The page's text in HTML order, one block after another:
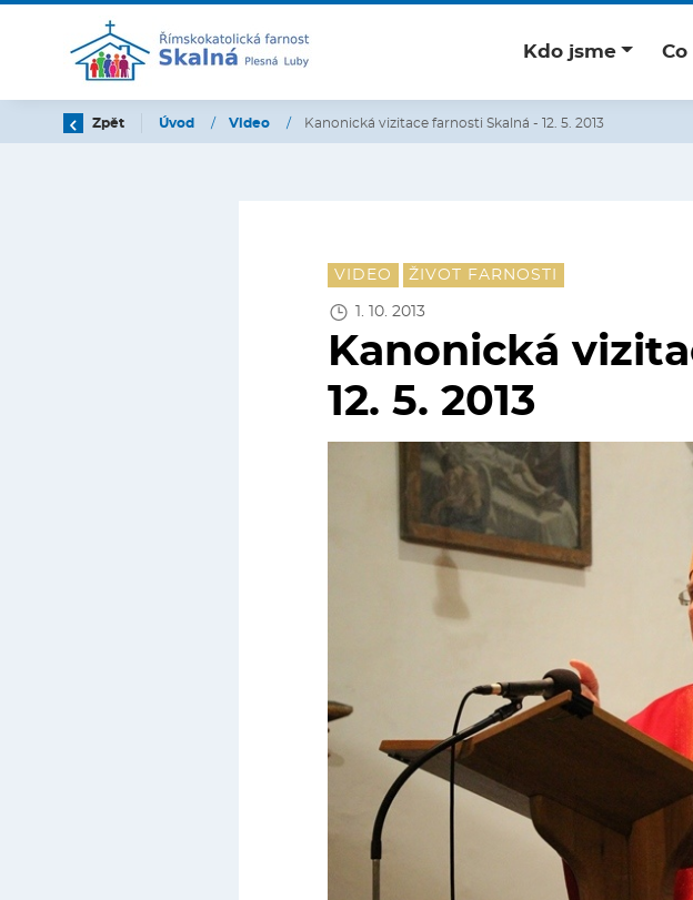
Kdo jsme
Zpět Úvod / Video / Kanonická vizitace farnosti Skalná - 12. 5. 2013
VIDEO ŽIVOT FARNOSTI
1. 10. 2013
Kanonická
12. 5. 2013